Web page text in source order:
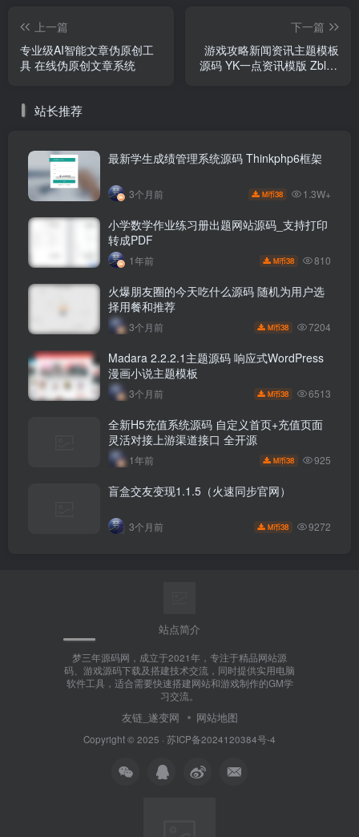
上一篇
专业级AI智能文章伪原创工
具 在线伪原创文章系统
下一篇
游戏攻略新闻资讯主题模板
源码 YK一点资讯模版 Zblog
站长推荐
最新学生成绩管理系统源码 Thinkphp6框架
3个月前 M币38 1.3W+
小学数学作业练习册出题网站源码_支持打印
转成PDF
1年前 M币38 810
火爆朋友圈的今天吃什么源码 随机为用户选
择用餐和推荐
3个月前 M币38 7204
Madara 2.2.2.1主题源码 响应式WordPress
漫画小说主题模板
3个月前 M币38 6513
全新H5充值系统源码 自定义首页+充值页面
灵活对接上游渠道接口 全开源
1年前 M币38 925
盲盒交友变现1.1.5（火速同步官网）
3个月前 M币38 9272
站点简介
梦三年源码网，成立于2021年，专注于精品网站源
码、游戏源码下载及搭建技术交流，同时提供实用电脑
软件工具，适合需要快速搭建网站和游戏制作的GM学
习交流。
友链_遂变网 网站地图
Copyright © 2025 · 苏ICP备2024120384号-4